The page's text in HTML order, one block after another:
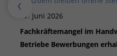
17. Juni 2026
Fachkräftemangel im
Betriebe Bewerbungen